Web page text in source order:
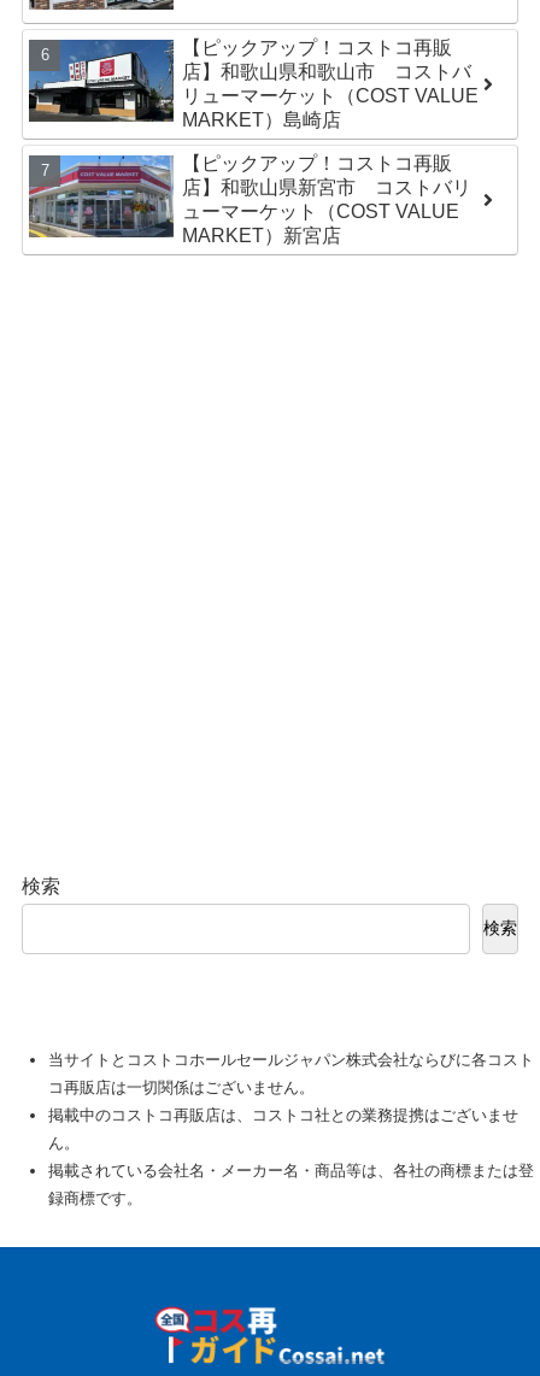
【ピックアップ！コストコ再販
店】和歌山県和歌山市 コストバ
リューマーケット（COST VALUE
MARKET）島崎店
【ピックアップ！コストコ再販
店】和歌山県新宮市 コストバリ
ューマーケット（COST VALUE
MARKET）新宮店
検索
検索
当サイトとコストコホールセールジャパン株式会社ならびに各コスト
コ再販店は一切関係はございません。
掲載中のコストコ再販店は、コストコ社との業務提携はございませ
ん。
掲載されている会社名・メーカー名・商品等は、各社の商標または登
録商標です。